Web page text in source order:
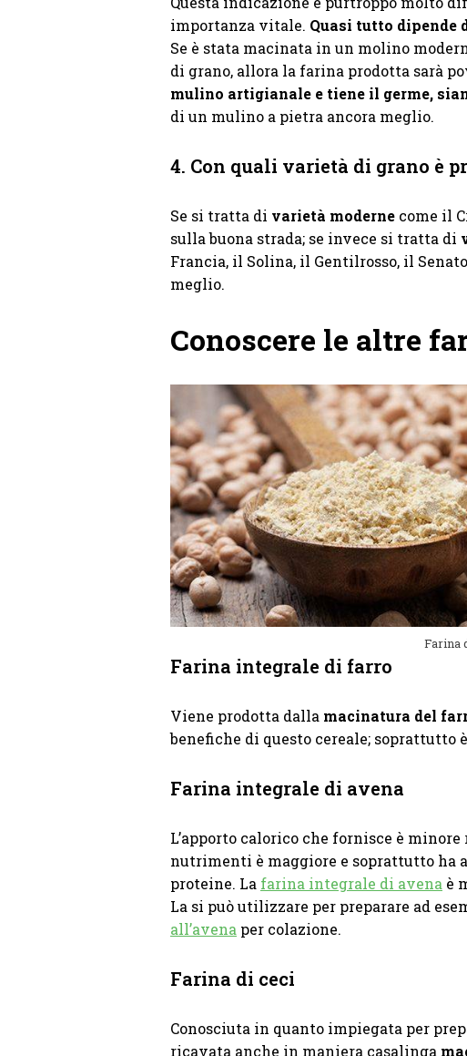
importanza vitale. Quasi tutto dipende
Se è stata macinata in un molino
di grano, allora la farina prodotta sarà
mulino artigianale e tiene il germe,
di un mulino a pietra ancora meglio.
4. Con quali varietà di grano è
Se si tratta di varietà moderne come il
sulla buona strada; se invece si tratta di
Francia, il Solina, il Gentilrosso, il
meglio.
Conoscere le altre
Farina
Farina integrale di farro
Viene prodotta dalla macinatura del
benefiche di questo cereale; soprattutto
Farina integrale di avena
L’apporto calorico che fornisce è
nutrimenti è maggiore e soprattutto ha
proteine. La farina integrale di avena è
La si può utilizzare per preparare ad
all’avena per colazione.
Farina di ceci
Conosciuta in quanto impiegata per
ricavata anche in maniera casalinga